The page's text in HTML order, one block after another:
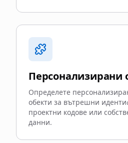
Персонализирани
Определете
обекти за вътрешни
проектни кодове или
данни.